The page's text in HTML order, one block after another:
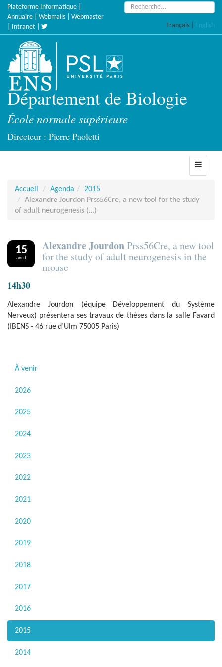
Accèder
directement
Plateforme Informatique
Annuaire
Webmails
Webmaster
Intranet
Rechercher :
Français English
Département de Biologie
École normale supérieure
Directeur : Pierre Paoletti
Toggle
Accueil
Agenda
2015
Alexandre Jourdon Prss56Cre, a new tool for the study
of adult neurogenesis (…)
15
avril
Alexandre JourdonPrss56Cre, a new tool
for the study of adult neurogenesis in the
mouse
14h30
Alexandre Jourdon (équipe Développement du Système
Nerveux) présentera ses travaux de thèses dans la salle Favard
(IBENS - 46 rue d’Ulm 75005 Paris)
À venir
2026
2025
2024
2023
2022
2021
2020
2019
2018
2017
2016
2015
2014